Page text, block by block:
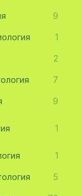
9
1
2
7
9
1
1
5